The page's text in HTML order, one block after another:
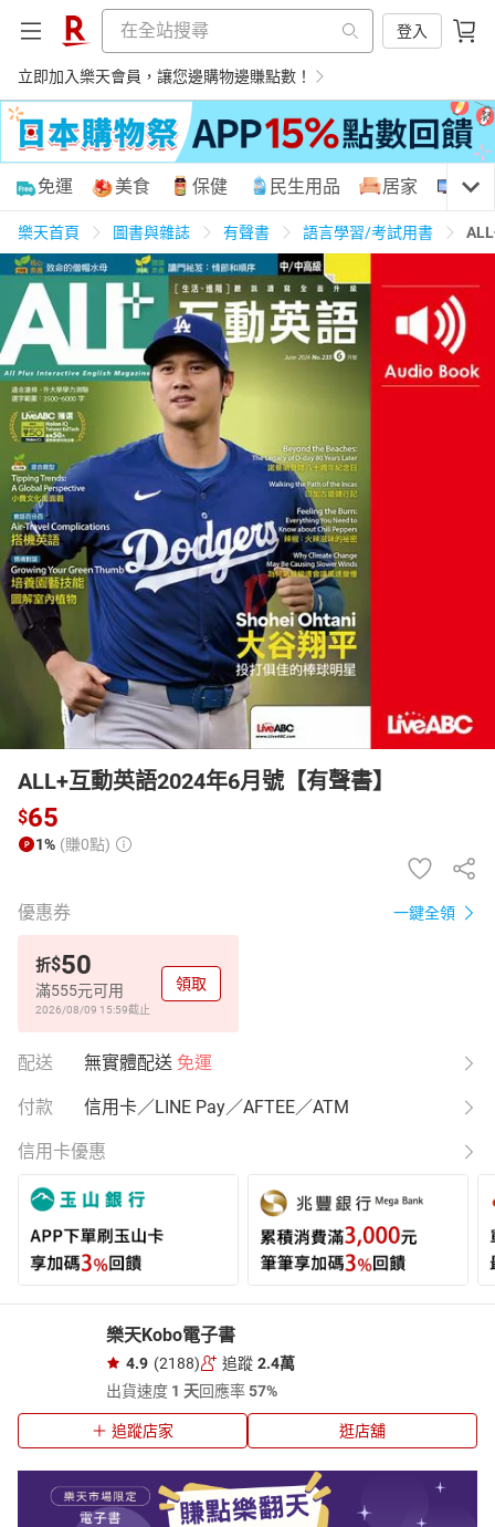
登入
立即加入樂天會員，讓您邊購物邊賺點數！
購物網分類
天天免運 美食蛋糕 養生保健 民生用品
居家生活 3C家電 親子玩具
女裝 男裝 化妝保養
日本購物 電子/紙本書
HOT
免運 美食 保健 民生用品 居家 3C
樂天首頁 圖書與雜誌 有聲書 語言學習/考試用書
ALL+互動英語2024年6月號【有聲書】
$65
1% (賺0點)
優惠券 一鍵全領
折$50
滿555元可用
2026/08/09 15:59截止
領取
配送 無實體配送 免運
付款 信用卡／LINE Pay／AFTEE／ATM
信用卡優惠
樂天Kobo電子書
4.9 (2188) 追蹤 2.4萬
出貨速度 1 天回應率57%
追蹤店家 逛店舖